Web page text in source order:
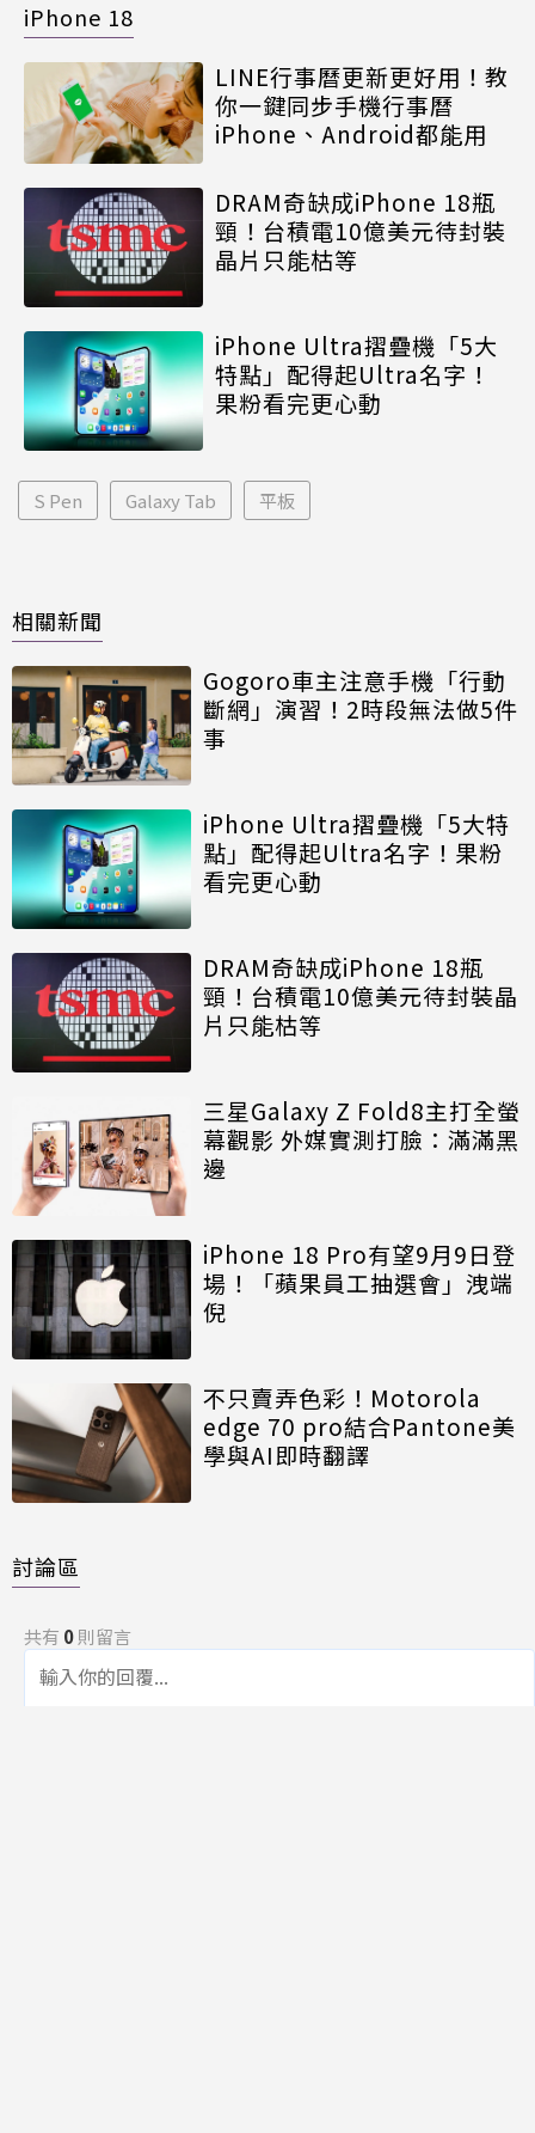
iPhone 18
LINE行事曆更新更好用！教
你一鍵同步手機行事曆
iPhone、Android都能用
DRAM奇缺成iPhone 18瓶
頸！台積電10億美元待封裝
晶片只能枯等
iPhone Ultra摺疊機「5大
特點」配得起Ultra名字！
果粉看完更心動
S Pen Galaxy Tab 平板
相關新聞
Gogoro車主注意手機「行動
斷網」演習！2時段無法做5件
事
iPhone Ultra摺疊機「5大特
點」配得起Ultra名字！果粉
看完更心動
DRAM奇缺成iPhone 18瓶
頸！台積電10億美元待封裝晶
片只能枯等
三星Galaxy Z Fold8主打全螢
幕觀影 外媒實測打臉：滿滿黑
邊
iPhone 18 Pro有望9月9日登
場！「蘋果員工抽選會」洩端
倪
不只賣弄色彩！Motorola
edge 70 pro結合Pantone美
學與AI即時翻譯
討論區
共有 0則留言